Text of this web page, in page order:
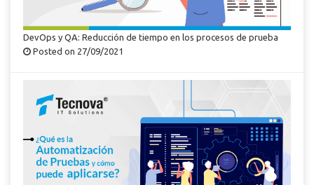
DevOps y QA: Reducción de tiempo en los procesos de prueba
Posted on 27/09/2021